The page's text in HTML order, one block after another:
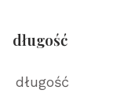
długość
długość